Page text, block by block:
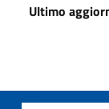
Ultimo